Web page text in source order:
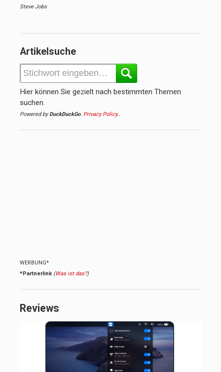
Steve Jobs
Artikelsuche
Hier können Sie gezielt nach bestimmten Themen
suchen.
Powered byDuckDuckGo. Privacy Policy…
WERBUNG*
*Partnerlink (Was ist das?)
Reviews